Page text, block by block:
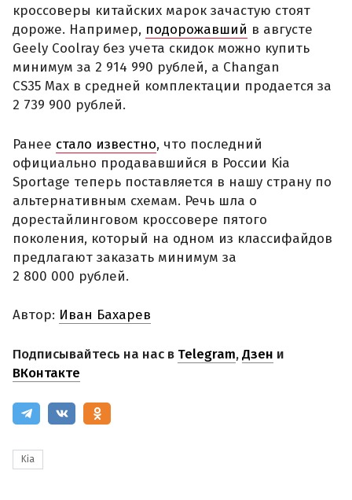
кроссоверы китайских марок зачастую стоят
дороже. Например, подорожавший в августе
Geely Coolray без учета скидок можно купить
минимум за 2 914 990 рублей, а Changan
CS35 Max в средней комплектации продается за
2 739 900 рублей.
Ранее стало известно, что последний
официально продававшийся в России Kia
Sportage теперь поставляется в нашу страну по
альтернативным схемам. Речь шла о
дорестайлинговом кроссовере пятого
поколения, который на одном из классифайдов
предлагают заказать минимум за
2 800 000 рублей.
Автор: Иван Бахарев
Подписывайтесь на нас в Telegram,Дзен и
ВКонтакте
Kia